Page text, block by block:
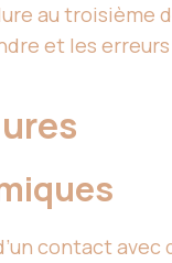
au troisième
et les
contact